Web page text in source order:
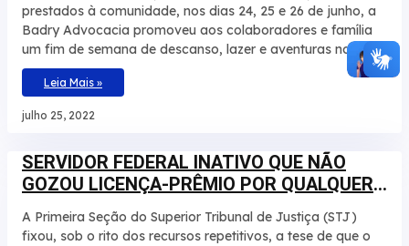
prestados à comunidade, nos dias 24, 25 e 26 de junho, a
Badry Advocacia promoveu aos colaboradores e família
um fim de semana de descanso, lazer e aventuras no Hotel
Fazenda Salto Bandeirantes, em Santa Fé, Paraná. Na
ocasião, haviam atividades para todos os gostos: tirolesa,
cachoeira, trilha, pedalinho, caiaque, arborismo, escalada,
hidroginástica e piscinas. A ideia foi comemorar essa data
que fosse marcante para cada um e que fugisse do
tradicional, com descontração, tempo de qualidade e
Leia Mais »
julho 25, 2022
SERVIDOR FEDERAL INATIVO QUE NÃO
GOZOU LICENÇA-PRÊMIO POR QUALQUER
MOTIVO DEVE RECEBER EM DINHEIRO
A Primeira Seção do Superior Tribunal de Justiça (STJ)
fixou, sob o rito dos recursos repetitivos, a tese de que o